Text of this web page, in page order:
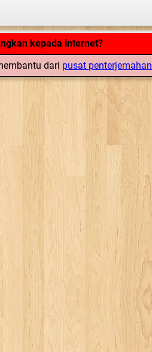
kepada internet?
dari pusat penterjemahan